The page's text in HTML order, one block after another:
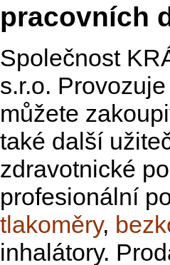
pracovních
Společnost
s.r.o.
můžete
také další
zdravotnické
profesionální
tlakoměry,
inhalátory.